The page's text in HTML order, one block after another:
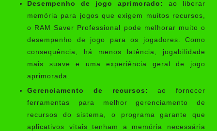
Desempenho de jogo aprimorado:
ao liberar
memória para jogos que exigem muitos recursos,
o RAM Saver Professional pode melhorar muito o
desempenho de jogo para os jogadores. Como
consequência, há menos latência, jogabilidade
mais suave e uma experiência geral de jogo
aprimorada.
Gerenciamento de recursos: ao fornecer
ferramentas para melhor gerenciamento de
recursos do sistema, o programa garante que
aplicativos vitais tenham a memória necessária